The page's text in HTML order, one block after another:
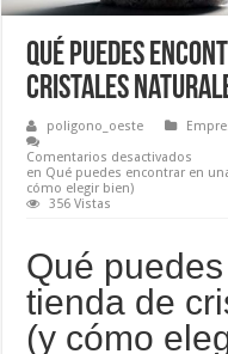
Qué puedes
cristales
poligono_oeste
Comentarios desactivados
en Qué puedes encontrar en
cómo elegir bien)
356 Vistas
Qué
tienda de
(y cómo